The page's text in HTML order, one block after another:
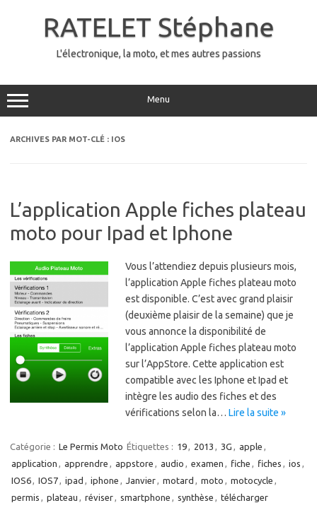
RATELET Stéphane
L'électronique, la moto, et mes autres passions
Menu
ARCHIVES PAR MOT-CLÉ : IOS
L’application Apple fiches plateau
moto pour Ipad et Iphone
Vous l’attendiez depuis plusieurs mois,
l’application Apple fiches plateau moto
est disponible. C’est avec grand plaisir
(deuxième plaisir de la semaine) que je
vous annonce la disponibilité de
l’application Apple fiches plateau moto
sur l’AppStore. Cette application est
compatible avec les Iphone et Ipad et
intègre les audio des fiches et des
vérifications selon la… Lire la suite »
Catégorie : Le Permis Moto Étiquettes : 19, 2013 , 3G , apple ,
application , apprendre , appstore , audio , examen , fiche , fiches , ios ,
IOS6, IOS7, ipad , iphone , Janvier, motard , moto , motocycle ,
permis , plateau , réviser, smartphone , synthèse , télécharger